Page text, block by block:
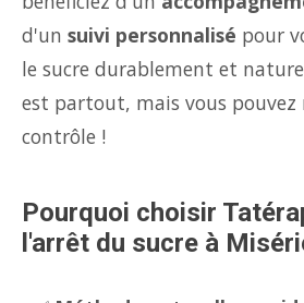
d'un suivi personnalisé pour
le sucre durablement et
est partout, mais vous pouvez
contrôle !
Pourquoi choisir
l'arrêt du sucre à